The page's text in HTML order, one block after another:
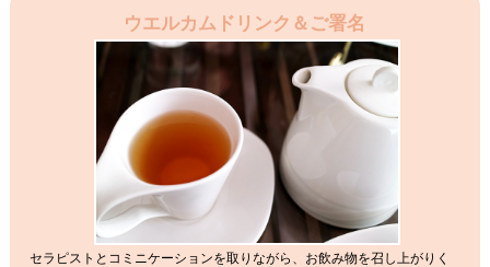
ウエルカムドリンク＆ご署名
セラピストとコミニケーションを取りながら、お飲み物を召し上がりく